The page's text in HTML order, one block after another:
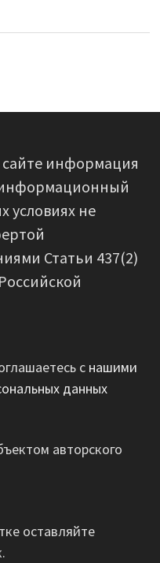
сайте информация
условиях не
Статьи 437(2)
с нашими
данных
авторского
оставляйте